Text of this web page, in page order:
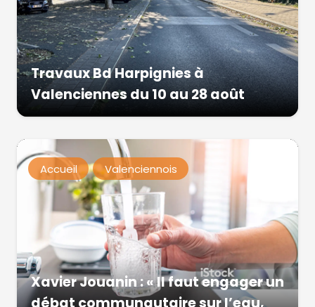
Travaux Bd Harpignies à
Valenciennes du 10 au 28 août
Accueil Valenciennois
Xavier Jouanin : « Il faut engager un